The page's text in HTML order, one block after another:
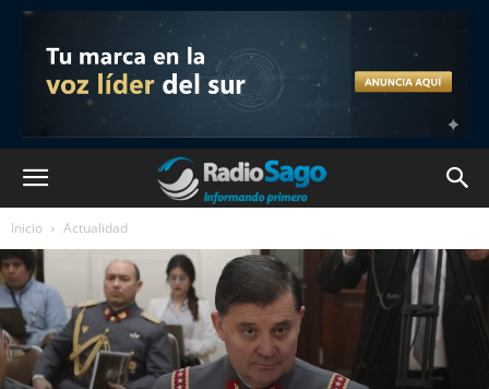
Inicio Actualidad